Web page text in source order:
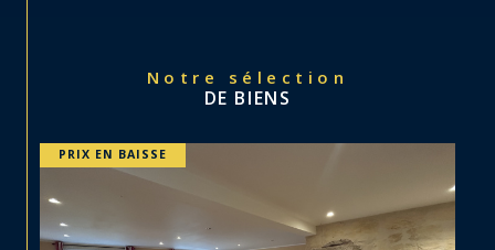
Notre sélection
DE BIENS
PRIX EN BAISSE